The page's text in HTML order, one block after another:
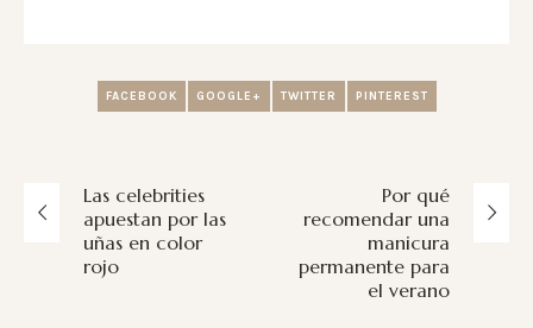
FACEBOOK GOOGLE+ TWITTER PINTEREST
Las celebrities
apuestan por las
uñas en color
rojo
Por qué
recomendar una
manicura
permanente para
el verano